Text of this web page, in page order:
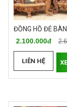
ĐỒNG HỒ ĐẺ
2.100.000đ
LIÊN HỆ